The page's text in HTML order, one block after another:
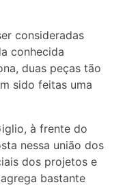
consideradas
conhecida
duas peças tão
sido feitas uma
à frente do
nessa união dos
dos projetos e
bastante